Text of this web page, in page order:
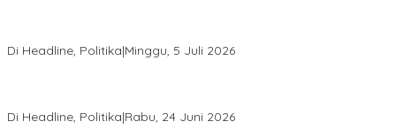
Di Headline, Politika|Minggu, 5 Juli 2026
Di Headline, Politika|Rabu, 24 Juni 2026